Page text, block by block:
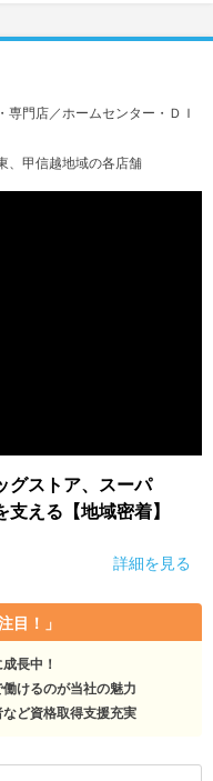
門店／ホームセンター・ＤＩ
、甲信越地域の各店舗
グストア、スーパ
える【地域密着】
詳細を見る
目！」
長中！
けるのが当社の魅力
ど資格取得支援充実